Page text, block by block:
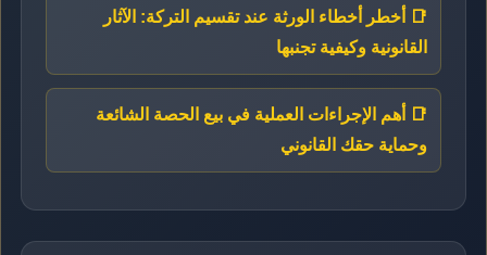
📑 أخطر أخطاء الورثة عند تقسيم التركة: الآثار
القانونية وكيفية تجنبها
📑 أهم الإجراءات العملية في بيع الحصة الشائعة
وحماية حقك القانوني